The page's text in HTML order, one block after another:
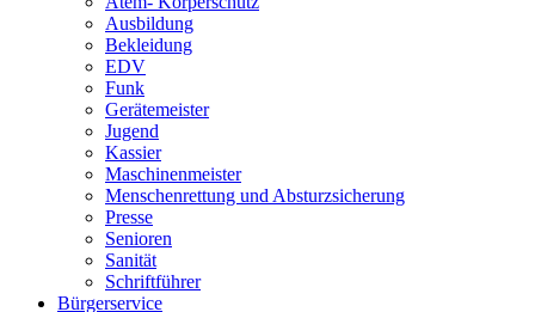
Ausbildung
Bekleidung
EDV
Funk
Gerätemeister
Jugend
Kassier
Maschinenmeister
Menschenrettung und Absturzsicherung
Presse
Senioren
Sanität
Schriftführer
Bürgerservice